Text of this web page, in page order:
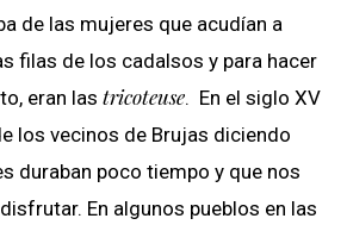
de las mujeres que acudían a
filas de los cadalsos y para hacer
eran las tricoteuse. En el siglo XV
los vecinos de Brujas diciendo
duraban poco tiempo y que nos
En algunos pueblos en las